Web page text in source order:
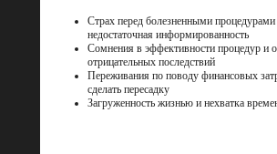
Страх перед болезненными
недостаточная информированность
Сомнения в эффективности процедур и
отрицательных последствий
Переживания по поводу финансовых
сделать пересадку
Загруженность жизнью и нехватка